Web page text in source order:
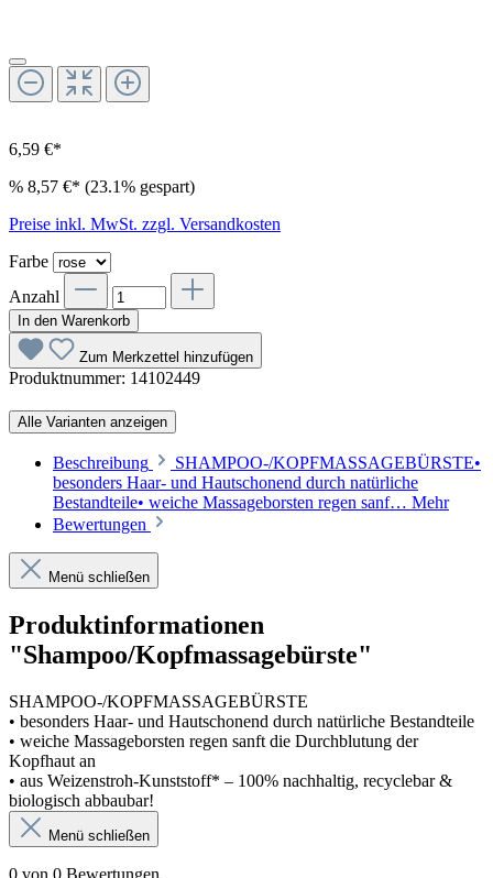
6,59 €*
% 8,57 €* (23.1% gespart)
Preise inkl. MwSt. zzgl. Versandkosten
Farbe
Anzahl
In den Warenkorb
Zum Merkzettel hinzufügen
Produktnummer: 14102449
Alle Varianten anzeigen
Beschreibung
SHAMPOO-/KOPFMASSAGEBÜRSTE•
besonders Haar- und Hautschonend durch natürliche
Bestandteile• weiche Massageborsten regen sanf… Mehr
Bewertungen
Menü schließen
Produktinformationen
"Shampoo/Kopfmassagebürste"
SHAMPOO-/KOPFMASSAGEBÜRSTE
• besonders Haar- und Hautschonend durch natürliche Bestandteile
• weiche Massageborsten regen sanft die Durchblutung der
Kopfhaut an
• aus Weizenstroh-Kunststoff* – 100% nachhaltig, recyclebar &
biologisch abbaubar!
Menü schließen
0 von 0 Bewertungen